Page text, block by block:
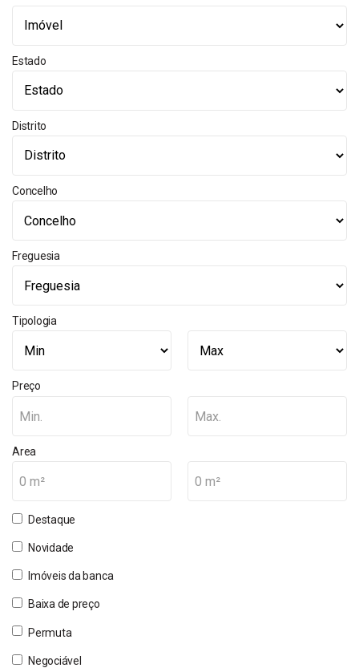
Estado
Distrito
Concelho
Freguesia
Tipologia
Preço
Min. Max.
Area
0 m² 0 m²
Destaque
Novidade
Imóveis da banca
Baixa de preço
Permuta
Negociável